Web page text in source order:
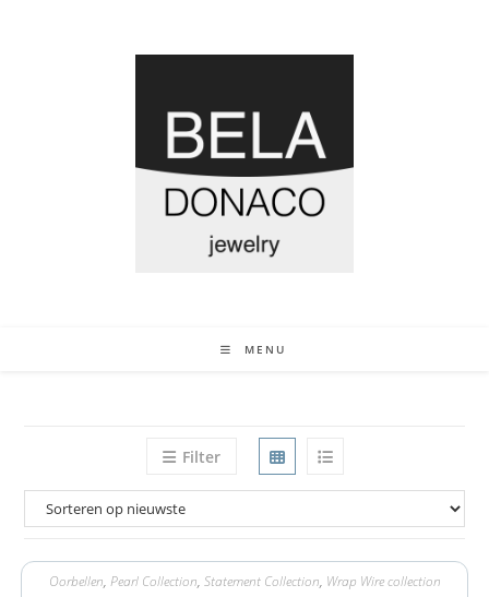
MENU
Filter
Oorbellen, Pearl Collection, Statement Collection, Wrap Wire collection